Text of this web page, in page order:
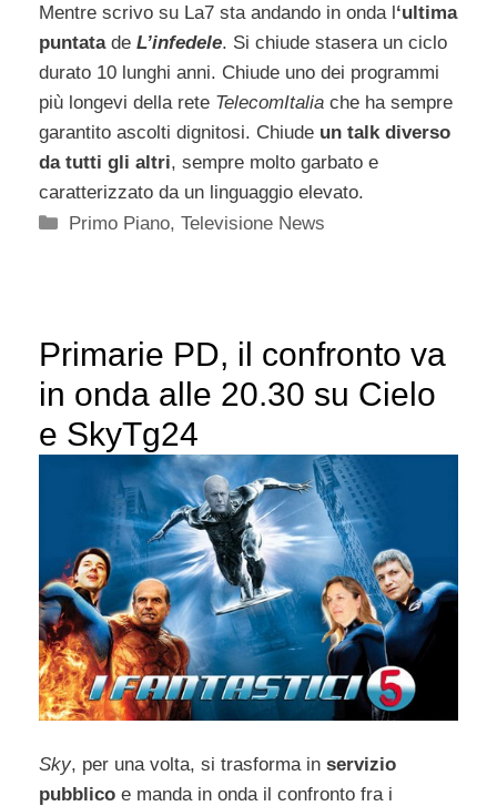
Mentre scrivo su La7 sta andando in onda l‘ultima
puntatade L’infedele. Si chiude stasera un ciclo
durato 10 lunghi anni. Chiude uno dei programmi
più longevi della rete TelecomItalia che ha sempre
garantito ascolti dignitosi. Chiude un talk diverso
da tutti gli altri, sempre molto garbato e
caratterizzato da un linguaggio elevato.
Categorie
Primo Piano,Televisione News
Primarie PD, il confronto va
in onda alle 20.30 su Cielo
e SkyTg24
Sky, per una volta, si trasforma in servizio
pubblico e manda in onda il confronto fra i